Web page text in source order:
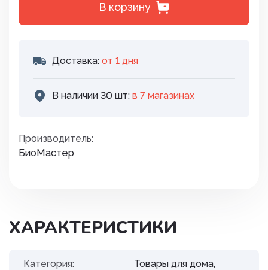
В корзину
Доставка: от 1 дня
В наличии 30 шт: в 7 магазинах
Производитель:
БиоМастер
ХАРАКТЕРИСТИКИ
Категория:
Товары для дома,